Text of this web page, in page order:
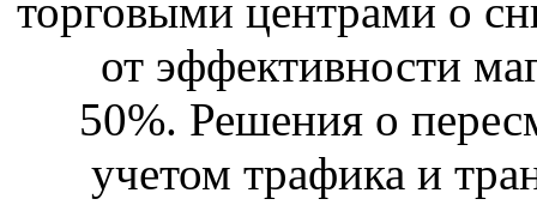
торговыми центрами о
от эффективности
50%. Решения о
учетом трафика и